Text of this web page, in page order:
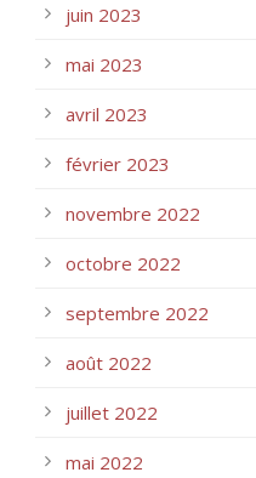
juin 2023
mai 2023
avril 2023
février 2023
novembre 2022
octobre 2022
septembre 2022
août 2022
juillet 2022
mai 2022